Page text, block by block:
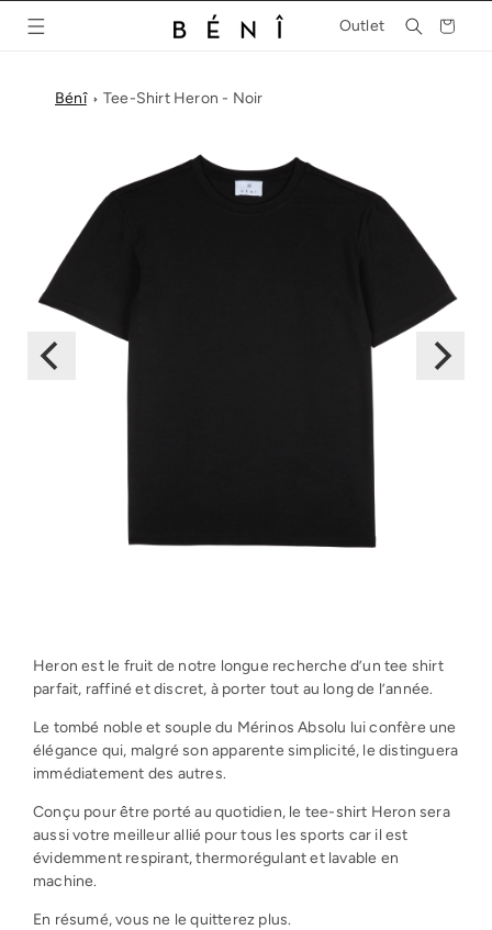
passer
Outlet Panier
Bénî Tee-Shirt Heron - Noir
Heron est le fruit de notre longue recherche d’un tee shirt
parfait, raffiné et discret, à porter tout au long de l’année.
Le tombé noble et souple du Mérinos Absolu lui confère une
élégance qui, malgré son apparente simplicité, le distinguera
immédiatement des autres.
Conçu pour être porté au quotidien, le tee-shirt Heron sera
aussi votre meilleur allié pour tous les sports car il est
évidemment respirant, thermorégulant et lavable en
machine.
En résumé, vous ne le quitterez plus.